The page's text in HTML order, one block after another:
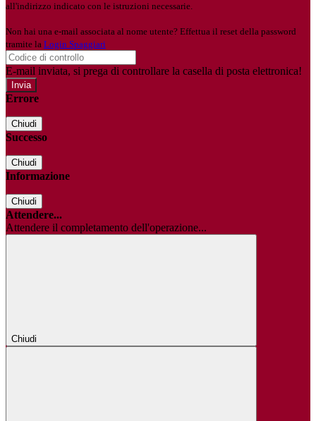
all'indirizzo indicato con le istruzioni necessarie.
Non hai una e-mail associata al nome utente? Effettua il reset della password
tramite la Login Spaggiari
E-mail inviata, si prega di controllare la casella di posta elettronica!
Errore
Chiudi
Successo
Chiudi
Informazione
Chiudi
Attendere...
Attendere il completamento dell'operazione...
Chiudi